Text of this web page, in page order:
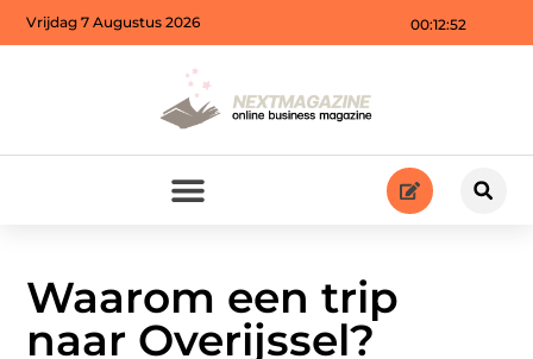
00:12:53
Vrijdag 7 Augustus 2026
Waarom een trip
naar Overijssel?